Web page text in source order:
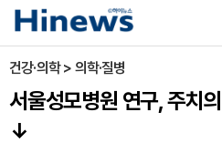
건강·의학 > 의학·질병
서울성모병원 연구, 주치
↓